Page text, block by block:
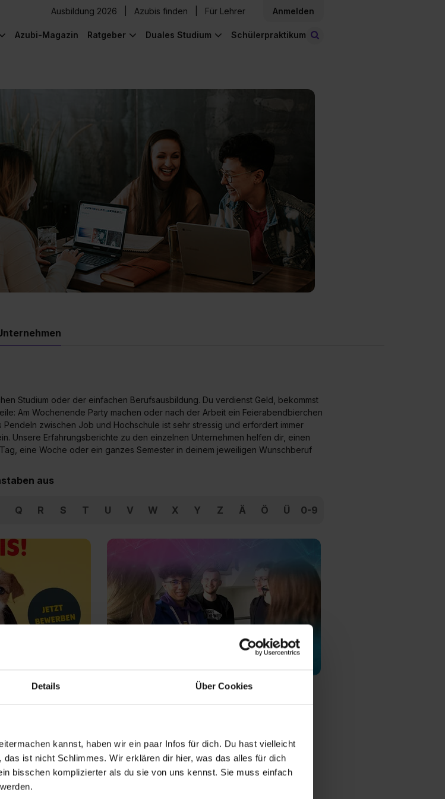
Details Über Cookies
kannst, haben wir ein paar Infos für dich. Du hast vielleicht
ist nicht Schlimmes. Wir erklären dir hier, was das alles für dich
bisschen komplizierter als du sie von uns kennst. Sie muss einfach
Ausbildung 2026 Azubis finden Für Lehrer Anmelden
Azubi-Magazin Ratgeber Duales Studium Schülerpraktikum
Studium oder der einfachen Berufsausbildung. Du verdienst Geld, bekommst
Am Wochenende Party machen oder nach der Arbeit ein Feierabendbierchen
zwischen Job und Hochschule ist sehr stressig und erfordert immer
Unsere Erfahrungsberichte zu den einzelnen Unternehmen helfen dir, einen
eine Woche oder ein ganzes Semester in deinem jeweiligen Wunschberuf
aus
Q R S T U V W X Y Z Ä Ö Ü 0-9
0 freie Ausbildungsplätze